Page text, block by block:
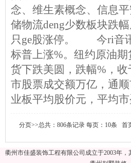
念、维生素概念、信息
储物流deng少数板块跌
只ge股涨停。 今ri音讯
标普上涨%。纽约原油
货下跌美圆，跌幅%，
市股票成交额万亿，通
业板平均股价元，平均
分页>>总共：806条记录 每页：10条 首
衢州市佳盛装饰工程有限公司成立于2003年